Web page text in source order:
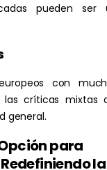
pueden ser
con
las críticas mixtas
general.
para
la